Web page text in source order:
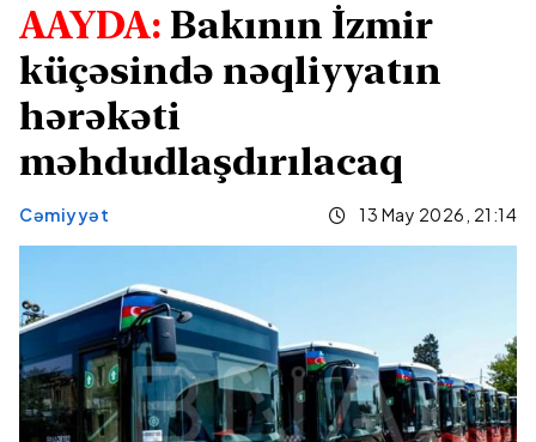
AAYDA: Bakının İzmir
küçəsində nəqliyyatın
hərəkəti
məhdudlaşdırılacaq
Cəmiyyət 13 May 2026, 21:14